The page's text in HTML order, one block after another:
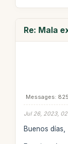
Re: Mala
Messages: 825
Jul 26, 2023,
Buenos días,